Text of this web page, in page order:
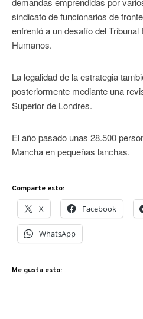
sindicato de funcionarios de
enfrentó a un desafío del
Humanos.
La legalidad de la estrategia
posteriormente mediante una
Superior de Londres.
El año pasado unas 28.500
Mancha en pequeñas lanchas.
Comparte esto:
X Facebook
WhatsApp
Me gusta esto: